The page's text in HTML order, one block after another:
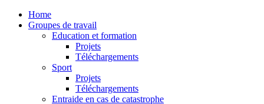
Home
Groupes de travail
Education et formation
Projets
Téléchargements
Sport
Projets
Téléchargements
Entraide en cas de catastrophe